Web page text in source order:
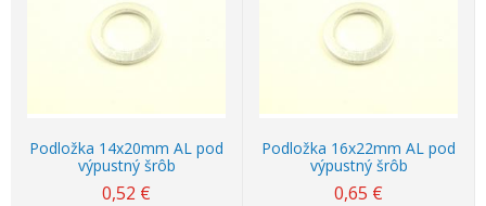
Podložka 14x20mm AL pod
výpustný šrôb
0,52 €
Podložka 16x22mm AL pod
výpustný šrôb
0,65 €